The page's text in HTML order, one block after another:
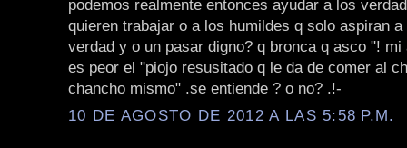
podemos realmente entonces ayudar a los
quieren trabajar o a los humildes q solo aspiran
verdad y o un pasar digno? q bronca q asco "! mi
es peor el "piojo resusitado q le da de comer al
chancho mismo" .se entiende ? o no? .!-
10 DE AGOSTO DE 2012 A LAS 5:58 P.M.